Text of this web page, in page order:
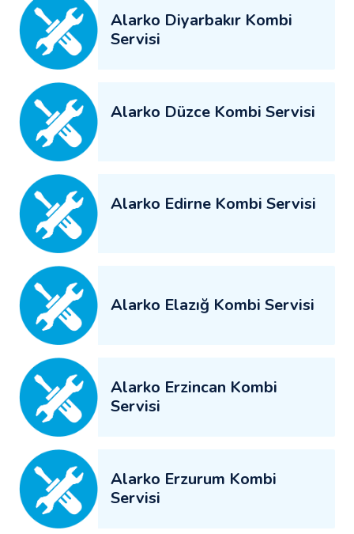
Alarko Diyarbakır Kombi
Servisi
Alarko Düzce Kombi Servisi
Alarko Edirne Kombi Servisi
Alarko Elazığ Kombi Servisi
Alarko Erzincan Kombi
Servisi
Alarko Erzurum Kombi
Servisi